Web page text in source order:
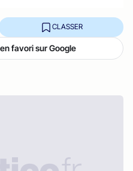
CLASSER
favori sur Google